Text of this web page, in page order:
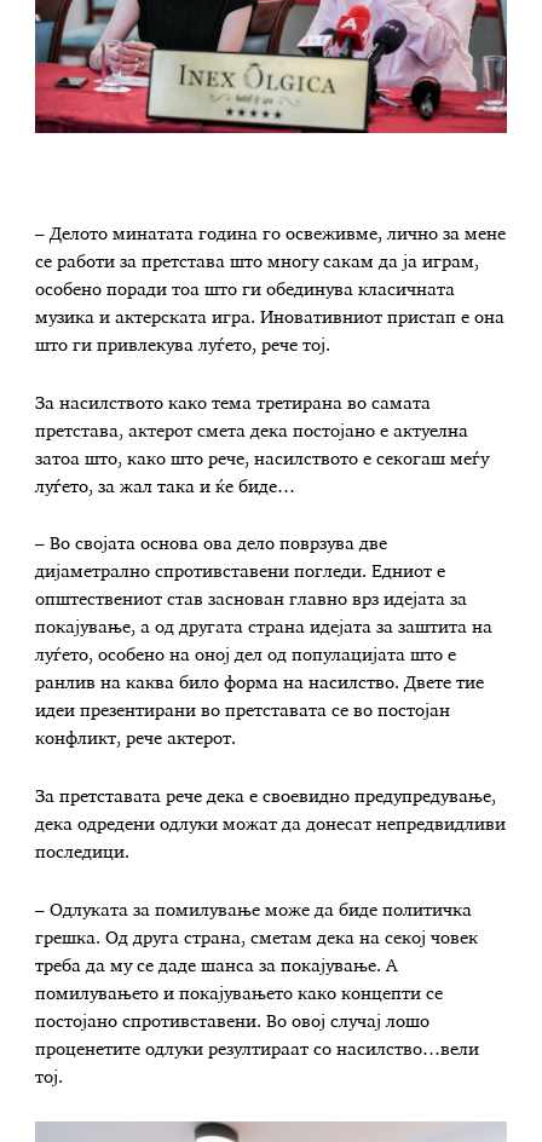
– Делото минатата година го освеживме, лично за мене
се работи за претстава што многу сакам да ја играм,
особено поради тоа што ги обединува класичната
музика и актерската игра. Иновативниот пристап е она
што ги привлекува луѓето, рече тој.
За насилството како тема третирана во самата
претстава, актерот смета дека постојано е актуелна
затоа што, како што рече, насилството е секогаш меѓу
луѓето, за жал така и ќе биде…
– Во својата основа ова дело поврзува две
дијаметрално спротивставени погледи. Едниот е
општествениот став заснован главно врз идејата за
покајување, а од другата страна идејата за заштита на
луѓето, особено на оној дел од популацијата што е
ранлив на каква било форма на насилство. Двете тие
идеи презентирани во претставата се во постојан
конфликт, рече актерот.
За претставата рече дека е своевидно предупредување,
дека одредени одлуки можат да донесат непредвидливи
последици.
– Одлуката за помилување може да биде политичка
грешка. Од друга страна, сметам дека на секој човек
треба да му се даде шанса за покајување. А
помилувањето и покајувањето како концепти се
постојано спротивставени. Во овој случај лошо
проценетите одлуки резултираат со насилство…вели
тој.